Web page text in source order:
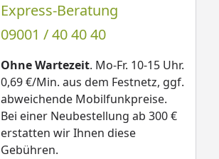
Express-Beratung
09001 / 40 40 40
Ohne Wartezeit. Mo-Fr. 10-15 Uhr.
0,69 €/Min. aus dem Festnetz, ggf.
abweichende Mobilfunkpreise.
Bei einer Neubestellung ab 300 €
erstatten wir Ihnen diese
Gebühren.